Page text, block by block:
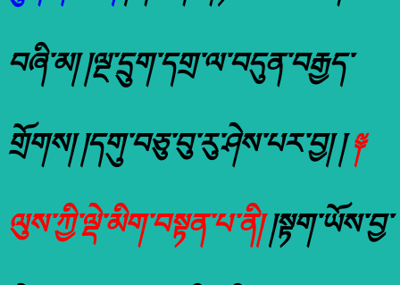
བཞི་མ། །ལྔ་དྲུག་དགྲ་ལ་བདུན་བརྒྱད་
གྲོགས། །དགུ་བཅུ་བུ་རུ་ཤེས་པར་བྱ། །༈
ལུས་ཀྱི་ལྡེ་མིག་བསྟན་པ་ནི།།སྟག་ཡོས་བྱ་